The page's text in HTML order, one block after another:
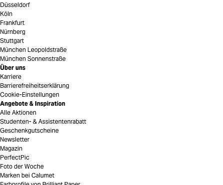
Düsseldorf
Köln
Frankfurt
Nürnberg
Stuttgart
München Leopoldstraße
München Sonnenstraße
Über uns
Karriere
Barrierefreiheitserklärung
Cookie-Einstellungen
Angebote & Inspiration
Alle Aktionen
Studenten- & Assistentenrabatt
Geschenkgutscheine
Newsletter
Magazin
PerfectPic
Foto der Woche
Marken bei Calumet